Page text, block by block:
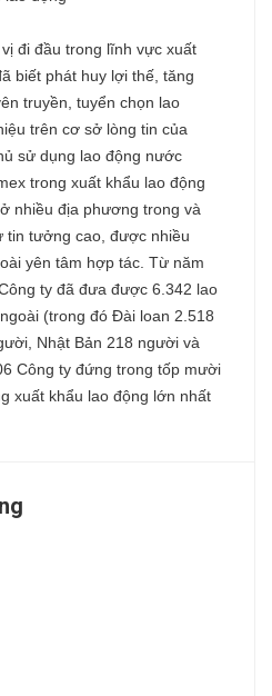
đi đầu trong lĩnh vực xuất
biết phát huy lợi thế, tăng
truyền, tuyển chọn lao
trên cơ sở lòng tin của
sử dụng lao động nước
trong xuất khẩu lao động
nhiều địa phương trong và
tin tưởng cao, được nhiều
yên tâm hợp tác. Từ năm
ty đã đưa được 6.342 lao
(trong đó Đài loan 2.518
Nhật Bản 218 người và
Công ty đứng trong tốp mười
xuất khẩu lao động lớn nhất